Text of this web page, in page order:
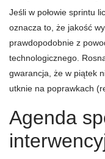
Jeśli w połowie sprintu
oznacza to, że jakość
prawdopodobnie z
technologicznego.
gwarancja, że w piątek
utknie na poprawkach
Agenda